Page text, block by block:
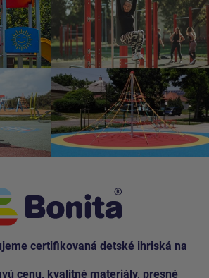
certifikovaná detské ihriská na
cenu, kvalitné materiály, presné